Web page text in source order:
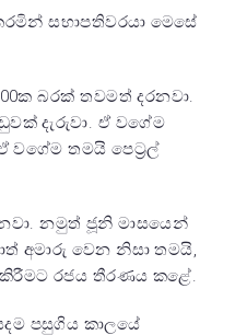
සභාපතිවරයා මෙසේ
බරක් තවමත් දරනවා.
දැරුවා. ඒ වගේම
වගේම තමයි පෙට්‍රල්
නමුත් ජූනි මාසයෙන්
අමාරු වෙන නිසා තමයි,
රජය තීරණය කළේ.
පසුගිය කාලයේ